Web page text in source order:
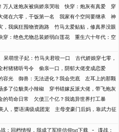
万人迷炮灰被病娇亲哭啦 快穿：炮灰有真爱
穿
佬在六零，干饭第一名 我家有个空间要继承
神
，我疯狂囤物资跑路
竹马太爱贴贴，修真界没眼
穿：绝色尤物总装娇弱白莲花
重生六十年代：空
呆萌世子妃：竹马夫君咬一口
古代娇娘穿七零，
村猪猪听号令
偷亲一口，阴郁大佬变成恋爱
容光 御兽：无法进化？我会兜底
左耳上的那颗
多了位貌美小辣椒
穿书错嫁反派大佬，带飞炮灰
的苟命日常
欠债三个亿？我诡异世界打工暴
人，婴语满级成团宠
主母变豪门后妈，靠武力征
：回档情报，我成了军统信仰txt下载 - 谍战：